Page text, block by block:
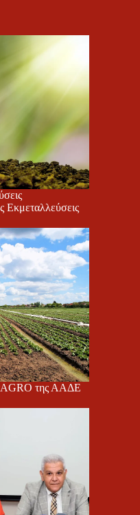
Εκμεταλλεύσεις
της ΑΑΔΕ